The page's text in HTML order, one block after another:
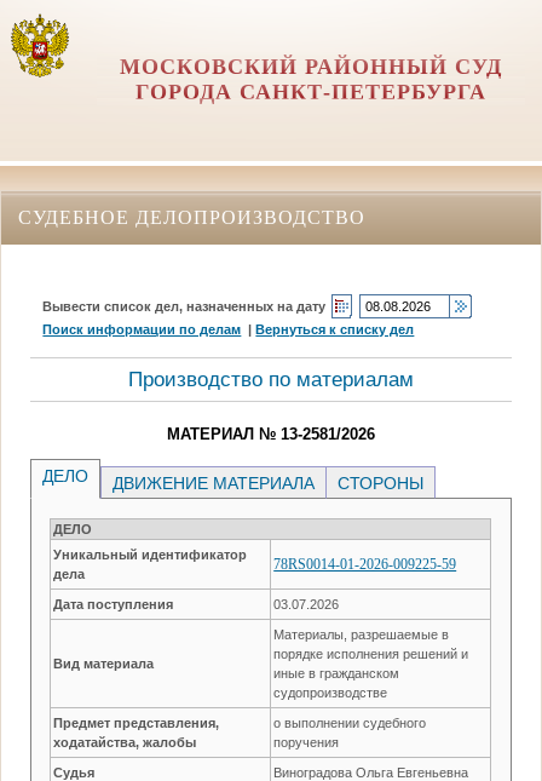
МОСКОВСКИЙ РАЙОННЫЙ СУД
ГОРОДА САНКТ-ПЕТЕРБУРГА
СУДЕБНОЕ ДЕЛОПРОИЗВОДСТВО
Вывести список дел, назначенных на дату
Поиск информации по делам |Вернуться к списку дел
Производство по материалам
МАТЕРИАЛ № 13-2581/2026
ДЕЛО ДВИЖЕНИЕ МАТЕРИАЛА СТОРОНЫ
ДЕЛО
Уникальный идентификатор
дела
78RS0014-01-2026-009225-59
Дата поступления 03.07.2026
Вид материала
Материалы, разрешаемые в
порядке исполнения решений и
иные в гражданском
судопроизводстве
Предмет представления,
ходатайства, жалобы
о выполнении судебного
поручения
Судья Виноградова Ольга Евгеньевна